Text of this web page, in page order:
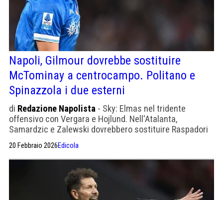
Napoli, Gilmour dovrebbe sostituire
McTominay a centrocampo. Politano e
Spinazzola i due esterni
di Redazione Napolista - Sky: Elmas nel tridente
offensivo con Vergara e Hojlund. Nell'Atalanta,
Samardzic e Zalewski dovrebbero sostituire Raspadori
20 Febbraio 2026Edicola